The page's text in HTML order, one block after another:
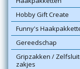
Hobby Gift Create
Funny's
Gereedschap
Gripzakken /
zakjes